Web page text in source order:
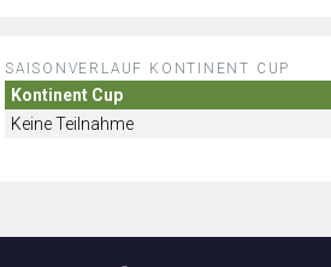
SAISONVERLAUF KONTINENT CUP
Kontinent Cup
Keine Teilnahme